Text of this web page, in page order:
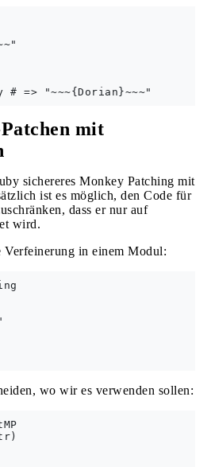
mit
sichereres Monkey Patching mit
ist es möglich, den Code für
dass er nur auf
wird.
Verfeinerung in einem Modul:
wo wir es verwenden sollen: